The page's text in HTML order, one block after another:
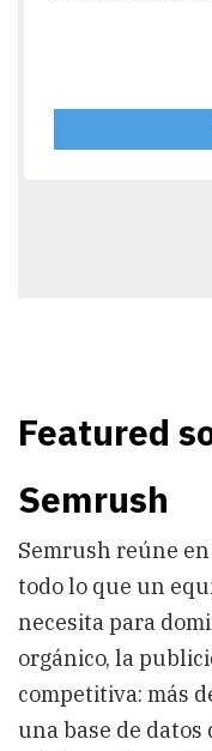
Featured
Semrush
Semrush reúne
todo lo que un
necesita para
orgánico, la
competitiva: más
una base de